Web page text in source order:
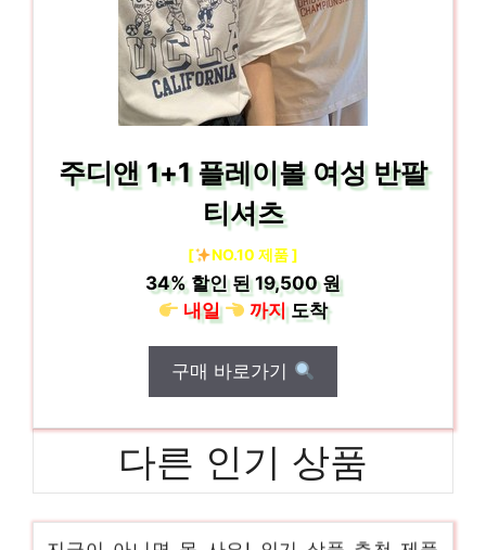
주디앤 1+1 플레이볼 여성 반팔
티셔츠
[ NO.10 제품 ]
34%할인 된19,500 원
내일
까지도착
구매 바로가기
다른 인기 상품
랩원피스
지금이 아니면 못 사요! 인기 상품 추천 제품